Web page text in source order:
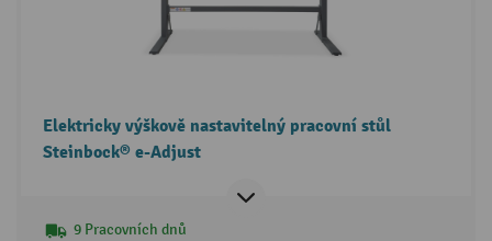
Elektricky výškově nastavitelný pracovní stůl
Steinbock® e-Adjust
9 Pracovních dnů